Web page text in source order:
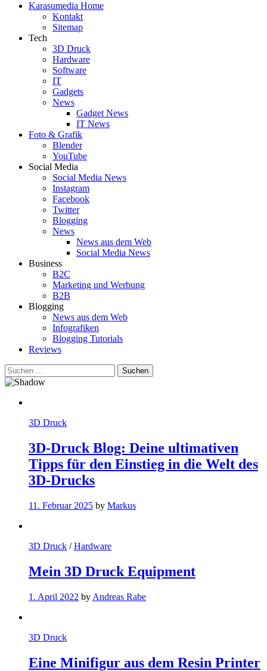
KarasuMedia
Der Blog rund um Social Media, Internet und Technik
Karasumedia Home
Kontakt
Sitemap
Tech
3D Druck
Hardware
Software
IT
Gadgets
News
Gadget News
IT News
Foto & Grafik
Blender
YouTube
Social Media
Social Media News
Instagram
Facebook
Twitter
Blogging
News
News aus dem Web
Social Media News
Business
B2C
Marketing und Werbung
B2B
Blogging
News aus dem Web
Infografiken
Blogging Tutorials
Reviews
Suchen
nach:
3D Druck
3D-Druck Blog: Deine ultimativen
Tipps für den Einstieg in die Welt des
3D-Drucks
11. Februar 2025 by Markus
3D Druck /Hardware
Mein 3D Druck Equipment
1. April 2022 by Andreas Rabe
3D Druck
Eine Minifigur aus dem Resin Printer